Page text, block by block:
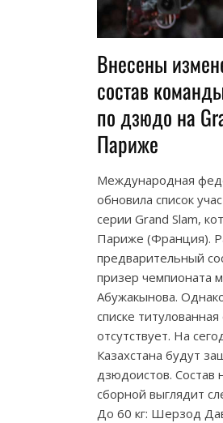
Внесены
состав
по дзюдо на
Париже
Международная
обновила список
серии Grand Slam,
Париже (Франция).
предварительный
призер чемпионата
Абужакынова.
списке
отсутствует. На
Казахстана будут
дзюдоистов. Состав
сборной выглядит
До 60 кг: Шерзод